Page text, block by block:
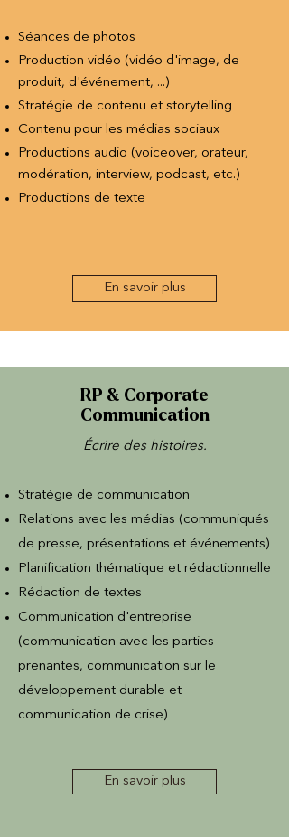
Séances de photos
Production vidéo (vidéo d'image, de
produit, d'événement, ...)
Stratégie de contenu et storytelling
Contenu pour les médias sociaux
Productions audio (voiceover, orateur,
modération, interview, podcast, etc.)
Productions de texte
En savoir plus
RP & Corporate
Communication
Écrire des histoires.
Stratégie de communication
Relations avec les médias (communiqués
de presse, présentations et événements)
Planification thématique et rédactionnelle
Rédaction de textes
Communication d'entreprise
(communication avec les parties
prenantes, communication sur le
développement durable et
communication de crise)
En savoir plus